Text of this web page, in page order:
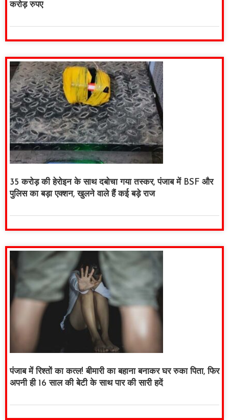
करोड़ रुपए
35 करोड़ की हेरोइन के साथ दबोचा गया तस्कर, पंजाब में BSF और
पुलिस का बड़ा एक्शन, खुलने वाले हैं कई बड़े राज
पंजाब में रिश्तों का कत्ल! बीमारी का बहाना बनाकर घर रुका पिता, फिर
अपनी ही 16 साल की बेटी के साथ पार की सारी हदें